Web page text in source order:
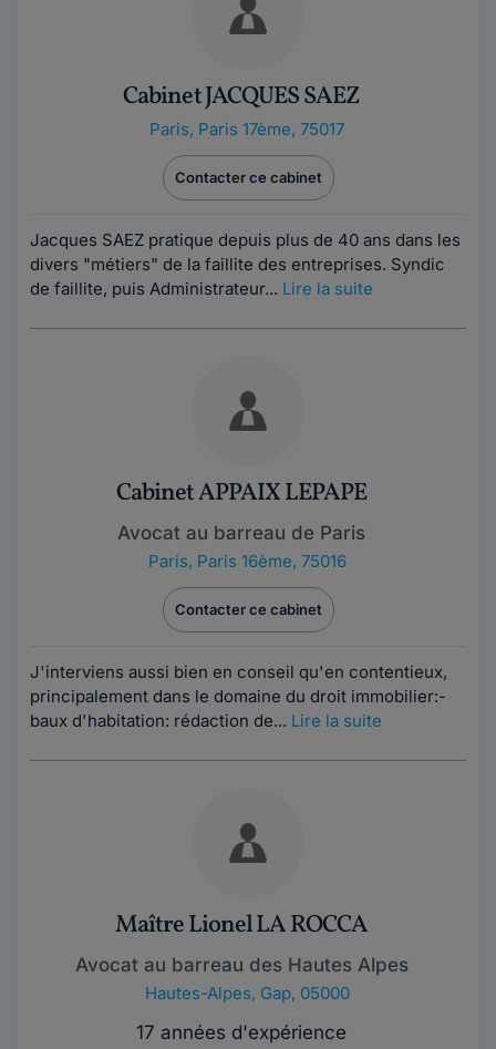
Cabinet JACQUES SAEZ
Paris, Paris 17ème, 75017
Contacter ce cabinet
Jacques SAEZ pratique depuis plus de 40 ans dans les
divers "métiers" de la faillite des entreprises. Syndic
de faillite, puis Administrateur... Lire la suite
Cabinet APPAIX LEPAPE
Avocat au barreau de Paris
Paris, Paris 16ème, 75016
Contacter ce cabinet
J'interviens aussi bien en conseil qu'en contentieux,
principalement dans le domaine du droit immobilier:-
baux d'habitation: rédaction de... Lire la suite
Maître Lionel LA ROCCA
Avocat au barreau des Hautes Alpes
Hautes-Alpes, Gap, 05000
17 années d'expérience